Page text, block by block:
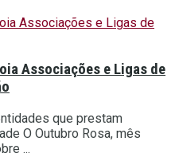
Associações e Ligas de
que prestam
O Outubro Rosa, mês
...